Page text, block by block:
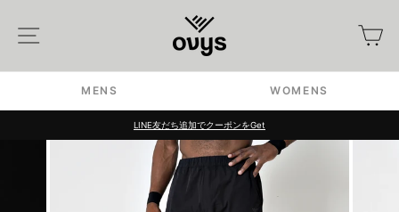
content
MENS WOMENS
Pause
slideshow
LINE友だち追加でクーポンをGet